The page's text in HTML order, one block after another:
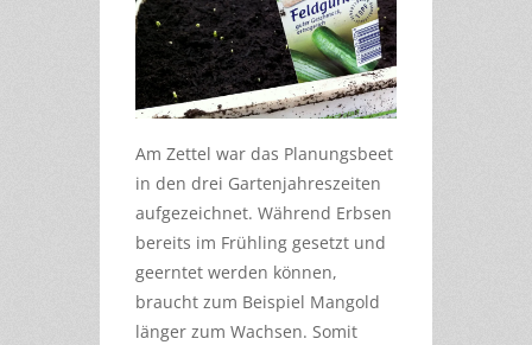
Am Zettel war das Planungsbeet
in den drei Gartenjahreszeiten
aufgezeichnet. Während Erbsen
bereits im Frühling gesetzt und
geerntet werden können,
braucht zum Beispiel Mangold
länger zum Wachsen. Somit